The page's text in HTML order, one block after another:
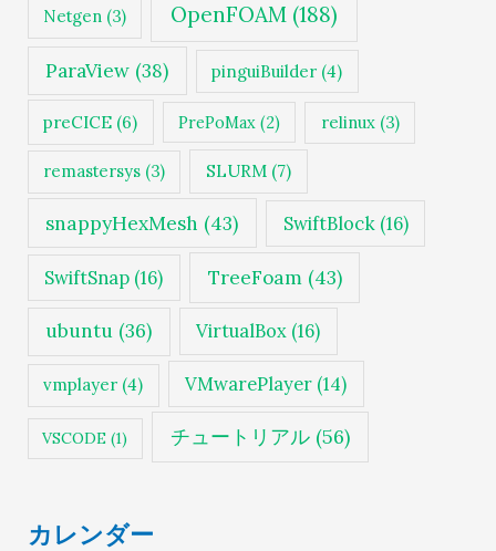
Netgen(3) OpenFOAM (188)
ParaView (38) pinguiBuilder (4)
preCICE (6) PrePoMax (2) relinux(3)
remastersys(3) SLURM (7)
snappyHexMesh (43) SwiftBlock (16)
SwiftSnap (16) TreeFoam(43)
ubuntu (36) VirtualBox (16)
vmplayer (4) VMwarePlayer (14)
VSCODE (1) チュートリアル(56)
カレンダー